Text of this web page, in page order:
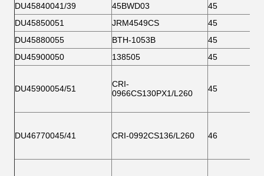
DU45840041/39
45BWD03
45
DU45850051
JRM4549CS
45
DU45880055
BTH-1053B
45
DU45900050
138505 45
DU45900054/51
CRI-
0966CS130PX1/L260
45
DU46770045/41 CRI-0992CS136/L260 46